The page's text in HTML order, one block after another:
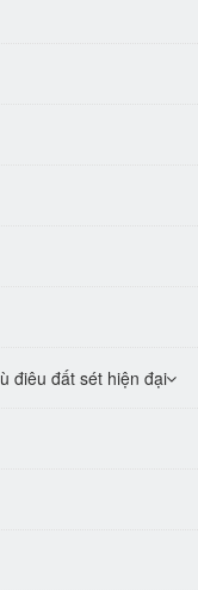
điêu đất sét hiện đại